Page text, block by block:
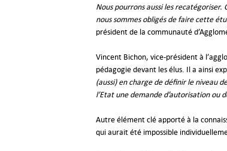
Nous pourrons aussi les recatégoriser.
nous sommes obligés de faire cette
président de la communauté
Vincent Bichon, vice-président à
pédagogie devant les élus. Il a ainsi
(aussi) en charge de définir le niveau
l’Etat une demande d’autorisation ou
Autre élément clé apporté à la
qui aurait été impossible